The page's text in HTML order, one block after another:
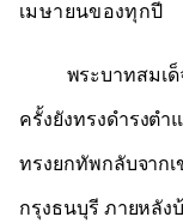
เมษายนของทุกปี
พระบาทสมเด็จ
ครั้งยังทรงดำรงตำ
ทรงยกทัพกลับจากเ
กรุงธนบุรี ภายหลัง